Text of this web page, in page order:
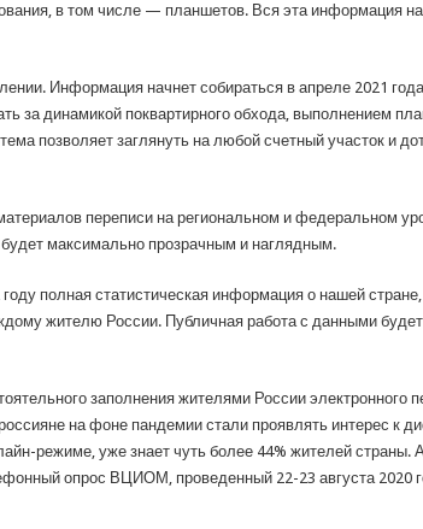
в том числе — планшетов. Вся эта информация
Информация начнет собираться в апреле 2021
за динамикой поквартирного обхода, выполнением
позволяет заглянуть на любой счетный участок и
переписи на региональном и федеральном
будет максимально прозрачным и наглядным.
полная статистическая информация о нашей стране,
жителю России. Публичная работа с данными
заполнения жителями России электронного
на фоне пандемии стали проявлять интерес к
режиме, уже знает чуть более 44% жителей страны.
опрос ВЦИОМ, проведенный 22-23 августа 2020